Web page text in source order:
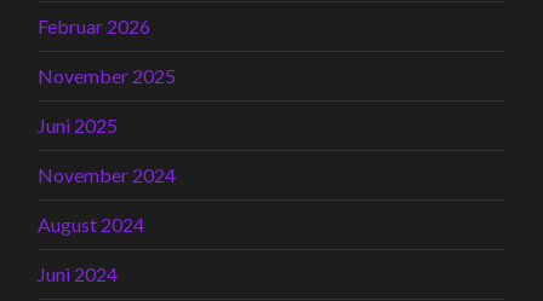
Februar 2026
November 2025
Juni 2025
November 2024
August 2024
Juni 2024